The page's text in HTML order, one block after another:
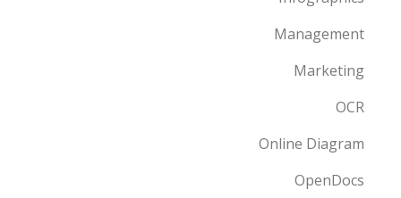
Management
Marketing
OCR
Online Diagram
OpenDocs